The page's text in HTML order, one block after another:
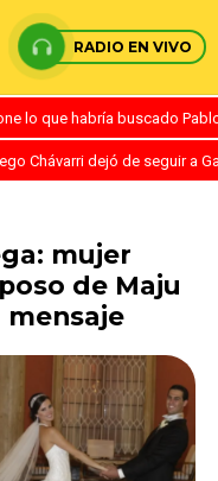
RADIO EN VIVO
lo que habría buscado
Chávarri dejó de seguir a
mujer
de Maju